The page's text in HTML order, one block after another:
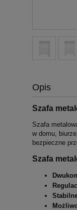
Opis
Szafa
Szafa
w domu,
bezpieczne
Szafa